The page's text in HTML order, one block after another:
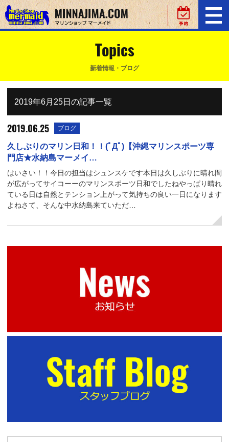
Topics
新着情報・ブログ
2019年6月25日の記事一覧
2019.06.25 ブログ
久しぶりのマリン日和！！(ﾟДﾟ)【沖縄マリンスポーツ専
門店★水納島マーメイ…
はいさい！！今日の担当はシュンスケです本日は久しぶりに晴れ間
が広がってサイコーーのマリンスポーツ日和でしたねやっぱり晴れ
ている日は自然とテンション上がって気持ちの良い一日になります
よねさて、そんな中水納島来ていただ…